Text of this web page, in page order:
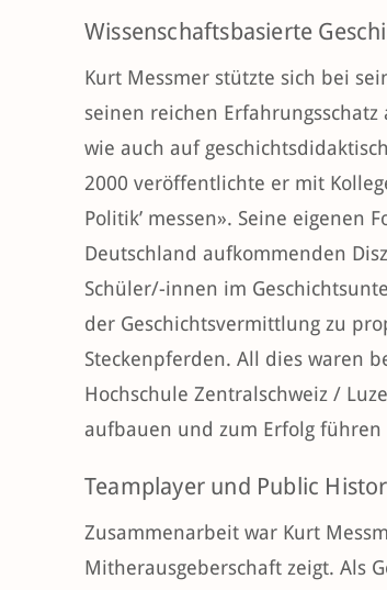
Wissenschaftsbasierte
Kurt Messmer stützte sich bei
seinen reichen
wie auch auf
2000 veröffentlichte er mit
Politik’ messen». Seine eigenen
Deutschland aufkommenden
Schüler/-innen im
der Geschichtsvermittlung zu
Steckenpferden. All dies waren
Hochschule Zentralschweiz /
aufbauen und zum Erfolg führen
Teamplayer und Public
Zusammenarbeit war Kurt
Mitherausgeberschaft zeigt. Als